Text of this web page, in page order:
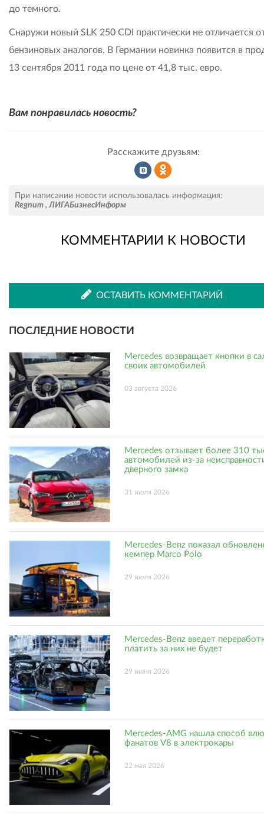
до темного.
Снаружи новый SLK 250 CDI практически не отличается
бензиновых аналогов. В Германии новинка появится в
13 сентября 2011 года по цене от 41,8 тыс. евро.
Вам понравилась новость?
Расскажите друзьям:
во
ВКонтакте
Одноклассниках
При написании новости использовалась информация:
Regnum ,ЛИГАБизнесИнформ
КОММЕНТАРИИ К НОВОСТИ
ОСТАВИТЬ КОММЕНТАРИЙ
ПОСЛЕДНИЕ НОВОСТИ
Mercedes возвращает кнопки в
своих автомобилей
03 августа 2026
Mercedes отзывает более 310
автомобилей из-за
дверного замка
31 июля 2026
Mercedes-Benz показал
кемпер Marco Polo
29 июля 2026
Mercedes-Benz введет
платить за них не будет
29 июня 2026
Mercedes-AMG нашла способ
фанатов V8 в электрокары
22 мая 2026